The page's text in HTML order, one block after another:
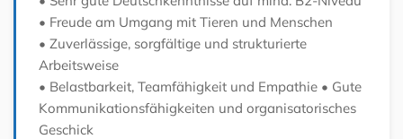
• Freude am Umgang mit Tieren und Menschen
• Zuverlässige, sorgfältige und strukturierte
Arbeitsweise
• Belastbarkeit, Teamfähigkeit und Empathie • Gute
Kommunikationsfähigkeiten und organisatorisches
Geschick